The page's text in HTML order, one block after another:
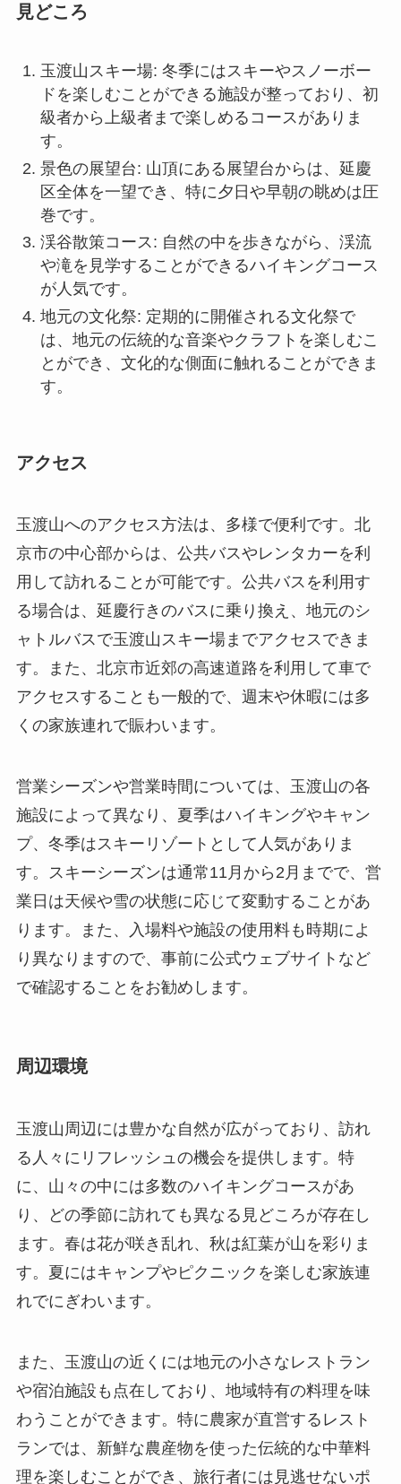
見どころ
玉渡山スキー場: 冬季にはスキーやスノーボー
ドを楽しむことができる施設が整っており、初
級者から上級者まで楽しめるコースがありま
す。
景色の展望台: 山頂にある展望台からは、延慶
区全体を一望でき、特に夕日や早朝の眺めは圧
巻です。
渓谷散策コース: 自然の中を歩きながら、渓流
や滝を見学することができるハイキングコース
が人気です。
地元の文化祭: 定期的に開催される文化祭で
は、地元の伝統的な音楽やクラフトを楽しむこ
とができ、文化的な側面に触れることができま
す。
アクセス
玉渡山へのアクセス方法は、多様で便利です。北
京市の中心部からは、公共バスやレンタカーを利
用して訪れることが可能です。公共バスを利用す
る場合は、延慶行きのバスに乗り換え、地元のシ
ャトルバスで玉渡山スキー場までアクセスできま
す。また、北京市近郊の高速道路を利用して車で
アクセスすることも一般的で、週末や休暇には多
くの家族連れで賑わいます。
営業シーズンや営業時間については、玉渡山の各
施設によって異なり、夏季はハイキングやキャン
プ、冬季はスキーリゾートとして人気がありま
す。スキーシーズンは通常11月から2月までで、営
業日は天候や雪の状態に応じて変動することがあ
ります。また、入場料や施設の使用料も時期によ
り異なりますので、事前に公式ウェブサイトなど
で確認することをお勧めします。
周辺環境
玉渡山周辺には豊かな自然が広がっており、訪れ
る人々にリフレッシュの機会を提供します。特
に、山々の中には多数のハイキングコースがあ
り、どの季節に訪れても異なる見どころが存在し
ます。春は花が咲き乱れ、秋は紅葉が山を彩りま
す。夏にはキャンプやピクニックを楽しむ家族連
れでにぎわいます。
また、玉渡山の近くには地元の小さなレストラン
や宿泊施設も点在しており、地域特有の料理を味
わうことができます。特に農家が直営するレスト
ランでは、新鮮な農産物を使った伝統的な中華料
理を楽しむことができ、旅行者には見逃せないポ